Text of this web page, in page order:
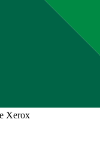
Xerox